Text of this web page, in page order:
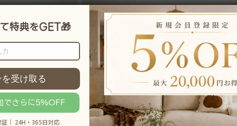
明をもっと見る